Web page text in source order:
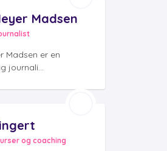
Madsen
Madsen er en
journali...
og coaching